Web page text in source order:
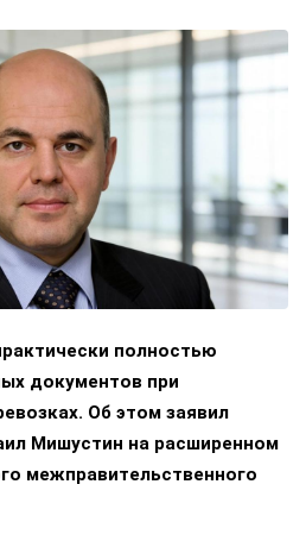
полностью
документов при
Об этом заявил
Мишустин на расширенном
межправительственного